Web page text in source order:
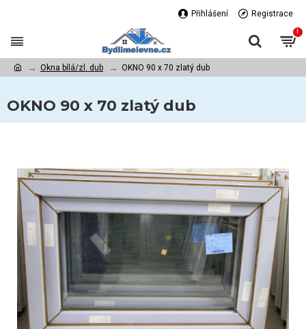
Přihlášení Registrace
!
Okna bílá/zl. dub OKNO 90 x 70 zlatý dub
OKNO 90 x 70 zlatý dub